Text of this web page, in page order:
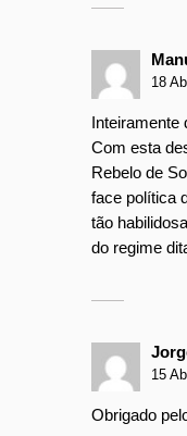
18
Inteiramente
Com esta
Rebelo de
face política
tão
do regime
15
Obrigado